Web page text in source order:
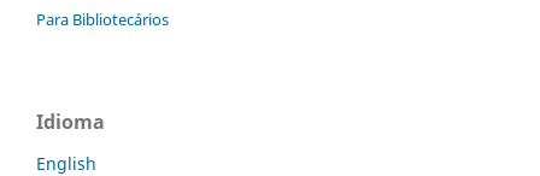
Para Bibliotecários
Idioma
English